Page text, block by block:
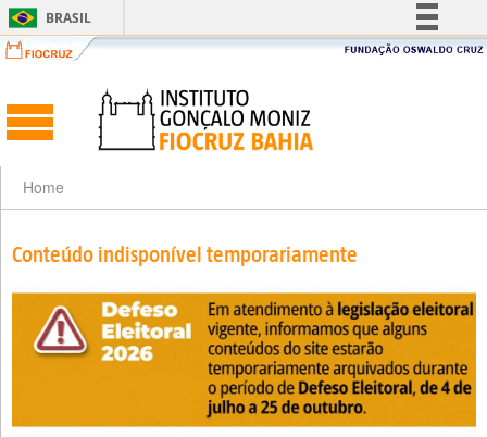
BRASIL
Simplifique!
Acesso à informação
Canais
Home
Conteúdo indisponível temporariamente